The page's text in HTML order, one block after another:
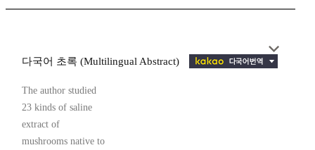
다국어 초록 (Multilingual Abstract)
The author studied
23 kinds of saline
extract of
mushrooms native to